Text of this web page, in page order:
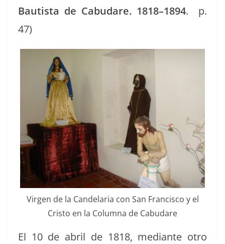
Bautista de Cabu­dare. 1818–1894. p.
47)
Vir­gen de la Can­de­lar­ia con San Fran­cis­co y el
Cristo en la Colum­na de Cabudare
El 10 de abril de 1818, medi­ante otro